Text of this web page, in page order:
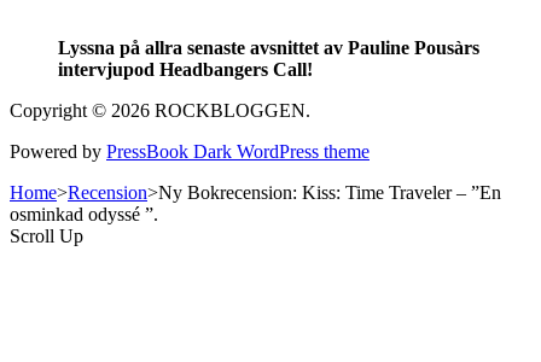
Lyssna på allra senaste avsnittet av Pauline Pousàrs
intervjupod Headbangers Call!
Copyright © 2026 ROCKBLOGGEN.
Powered by PressBook Dark WordPress theme
Home>Recension>Ny Bokrecension: Kiss: Time Traveler – ”En
osminkad odyssé ”.
Scroll Up